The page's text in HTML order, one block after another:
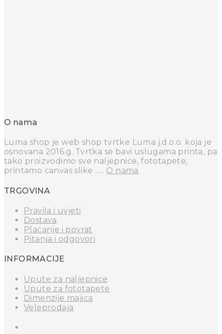
O nama
Luma shop je web shop tvrtke Luma j.d.o.o. koja je
osnovana 2016.g. Tvrtka se bavi uslugama printa, pa
tako proizvodimo sve naljepnice, fototapete,
printamo canvas slike ….. O nama
TRGOVINA
Pravila i uvjeti
Dostava
Plaćanje i povrat
Pitanja i odgovori
INFORMACIJE
Upute za naljepnice
Upute za fototapete
Dimenzije majica
Veleprodaja